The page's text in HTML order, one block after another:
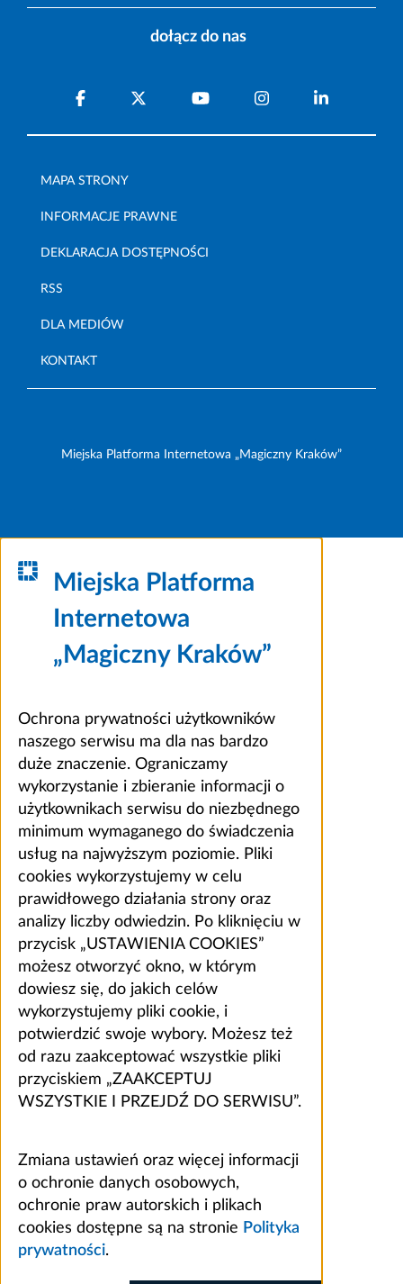
dołącz do nas
MAPA STRONY
INFORMACJE PRAWNE
DEKLARACJA DOSTĘPNOŚCI
RSS
DLA MEDIÓW
KONTAKT
Miejska Platforma Internetowa „Magiczny Kraków”
Miejska Platforma
Internetowa
„Magiczny Kraków”
Ochrona prywatności użytkowników
naszego serwisu ma dla nas bardzo
duże znaczenie. Ograniczamy
wykorzystanie i zbieranie informacji o
użytkownikach serwisu do niezbędnego
minimum wymaganego do świadczenia
usług na najwyższym poziomie. Pliki
cookies wykorzystujemy w celu
prawidłowego działania strony oraz
analizy liczby odwiedzin. Po kliknięciu w
przycisk „USTAWIENIA COOKIES”
możesz otworzyć okno, w którym
dowiesz się, do jakich celów
wykorzystujemy pliki cookie, i
potwierdzić swoje wybory. Możesz też
od razu zaakceptować wszystkie pliki
przyciskiem „ZAAKCEPTUJ
WSZYSTKIE I PRZEJDŹ DO SERWISU”.
Zmiana ustawień oraz więcej informacji
o ochronie danych osobowych,
ochronie praw autorskich i plikach
cookies dostępne są na stronie Polityka
prywatności.